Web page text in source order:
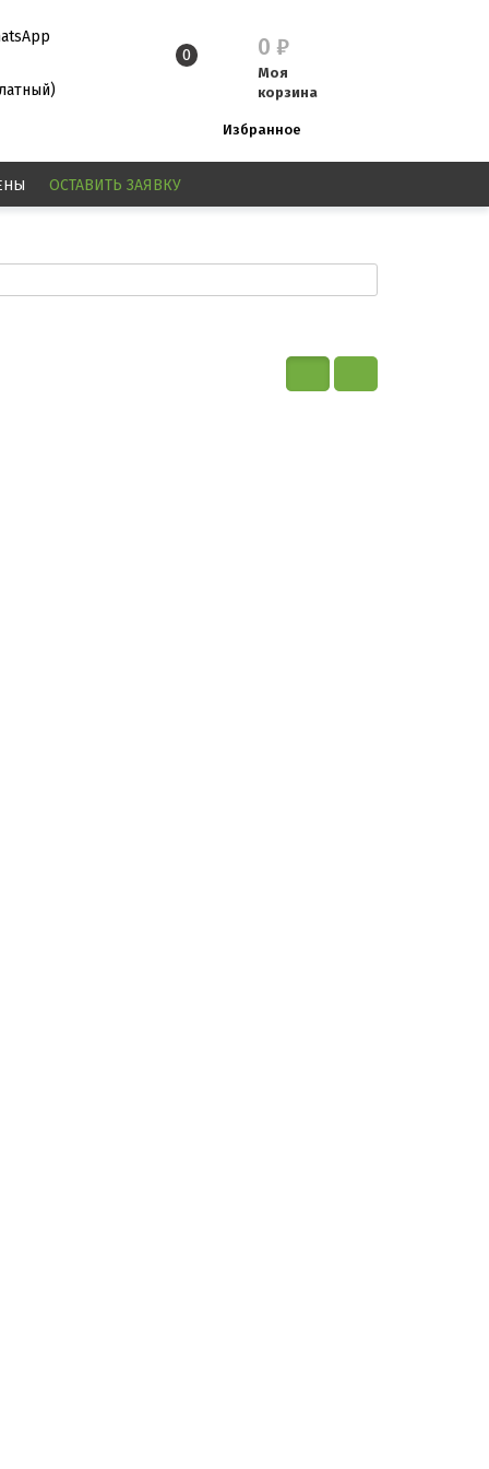
0 0 ₽
Моя
корзина
Избранное
ОСТАВИТЬ ЗАЯВКУ